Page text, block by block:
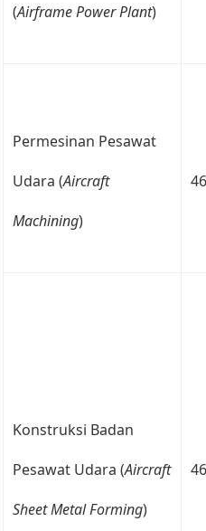
(AirframePowerPlant)
Permesinan Pesawat
Udara (Aircraft
Machining)
Konstruksi Badan
Pesawat Udara (Aircraft
SheetMetalForming)